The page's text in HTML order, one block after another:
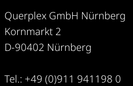
Querplex GmbH Nürnberg
Kornmarkt 2
D-90402 Nürnberg
Tel.: +49 (0)911 941198 0